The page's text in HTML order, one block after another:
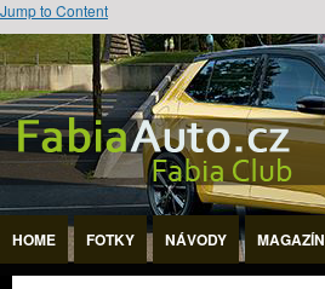
Jump to Content
HOME FOTKY NÁVODY MAGAZÍN